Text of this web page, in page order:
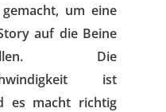
um eine
auf die Beine
Die
ist
es macht richtig